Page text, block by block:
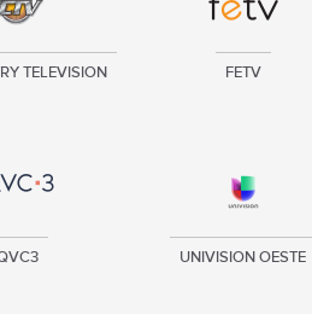
TELEVISION FETV
UNIVISION OESTE